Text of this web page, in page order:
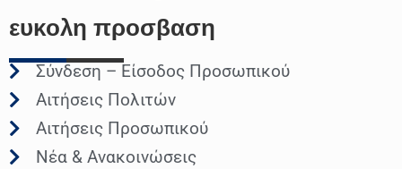
ευκολη προσβαση
Σύνδεση – Είσοδος Προσωπικού
Αιτήσεις Πολιτών
Αιτήσεις Προσωπικού
Νέα & Ανακοινώσεις